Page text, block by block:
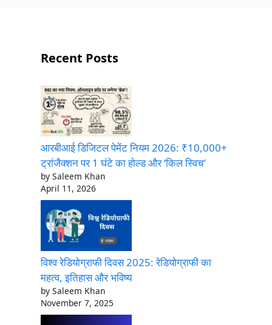
Recent Posts
आरबीआई डिजिटल पेमेंट नियम 2026: ₹10,000+
ट्रांजैक्शन पर 1 घंटे का होल्ड और ‘किल स्विच’
by Saleem Khan
April 11, 2026
विश्व रेडियोग्राफी दिवस 2025: रेडियोग्राफी का
महत्व, इतिहास और भविष्य
by Saleem Khan
November 7, 2025